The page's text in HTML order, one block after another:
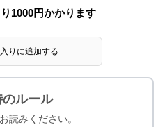
1000円かかります
りに追加する
のルール
読みください。